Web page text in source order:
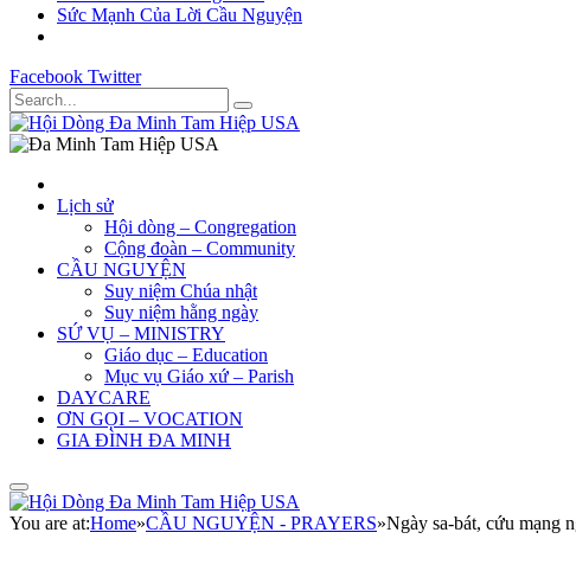
Sức Mạnh Của Lời Cầu Nguyện
Facebook Twitter
Lịch sử
Hội dòng – Congregation
Cộng đoàn – Community
CẦU NGUYỆN
Suy niệm Chúa nhật
Suy niệm hằng ngày
SỨ VỤ – MINISTRY
Giáo dục – Education
Mục vụ Giáo xứ – Parish
DAYCARE
ƠN GỌI – VOCATION
GIA ĐÌNH ĐA MINH
You are at:Home»CẦU NGUYỆN - PRAYERS»Ngày sa-bát, cứu mạng